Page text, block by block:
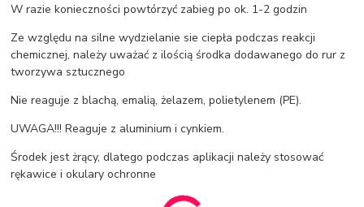
W razie konieczności powtórzyć zabieg po ok. 1-2 godzin
Ze względu na silne wydzielanie sie ciepła podczas reakcji
chemicznej, należy uważać z ilością środka dodawanego do rur z
tworzywa sztucznego
Nie reaguje z blachą, emalią, żelazem, polietylenem (PE).
UWAGA!!! Reaguje z aluminium i cynkiem.
Środek jest żrący, dlatego podczas aplikacji należy stosować
rękawice i okulary ochronne